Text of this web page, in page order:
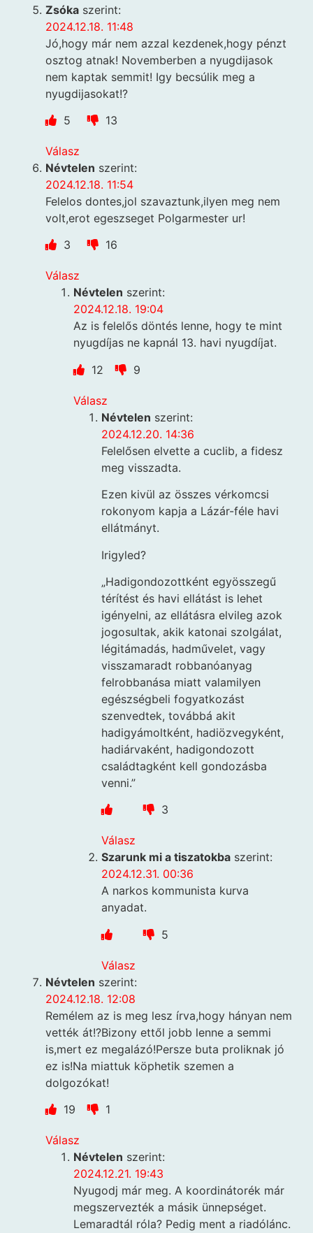
Zsóka szerint:
2024.12.18. 11:48
Jó,hogy már nem azzal kezdenek,hogy pénzt
osztog atnak! Novemberben a nyugdijasok
nem kaptak semmit! Igy becsúlik meg a
nyugdijasokat!?
5
13
Válasz
Névtelen szerint:
2024.12.18. 11:54
Felelos dontes,jol szavaztunk,ilyen meg nem
volt,erot egeszseget Polgarmester ur!
3
16
Válasz
Névtelen szerint:
2024.12.18. 19:04
Az is felelős döntés lenne, hogy te mint
nyugdíjas ne kapnál 13. havi nyugdíjat.
12
9
Válasz
Névtelen szerint:
2024.12.20. 14:36
Felelősen elvette a cuclib, a fidesz
meg visszadta.
Ezen kivül az összes vérkomcsi
rokonyom kapja a Lázár-féle havi
ellátmányt.
Irigyled?
„Hadigondozottként egyösszegű
térítést és havi ellátást is lehet
igényelni, az ellátásra elvileg azok
jogosultak, akik katonai szolgálat,
légitámadás, hadművelet, vagy
visszamaradt robbanóanyag
felrobbanása miatt valamilyen
egészségbeli fogyatkozást
szenvedtek, továbbá akit
hadigyámoltként, hadiözvegyként,
hadiárvaként, hadigondozott
családtagként kell gondozásba
venni.”
3
Válasz
Szarunk mi a tiszatokba szerint:
2024.12.31. 00:36
A narkos kommunista kurva
anyadat.
5
Válasz
Névtelen szerint:
2024.12.18. 12:08
Remélem az is meg lesz írva,hogy hányan nem
vették át!?Bizony ettől jobb lenne a semmi
is,mert ez megalázó!Persze buta proliknak jó
ez is!Na miattuk köphetik szemen a
dolgozókat!
19
1
Válasz
Névtelen szerint:
2024.12.21. 19:43
Nyugodj már meg. A koordinátorék már
megszervezték a másik ünnepséget.
Lemaradtál róla? Pedig ment a riadólánc.